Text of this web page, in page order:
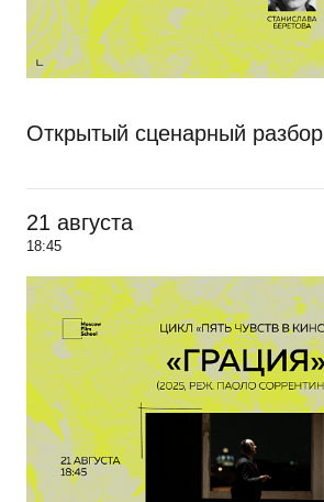
Открытый сценарный разбор
21 августа
18:45